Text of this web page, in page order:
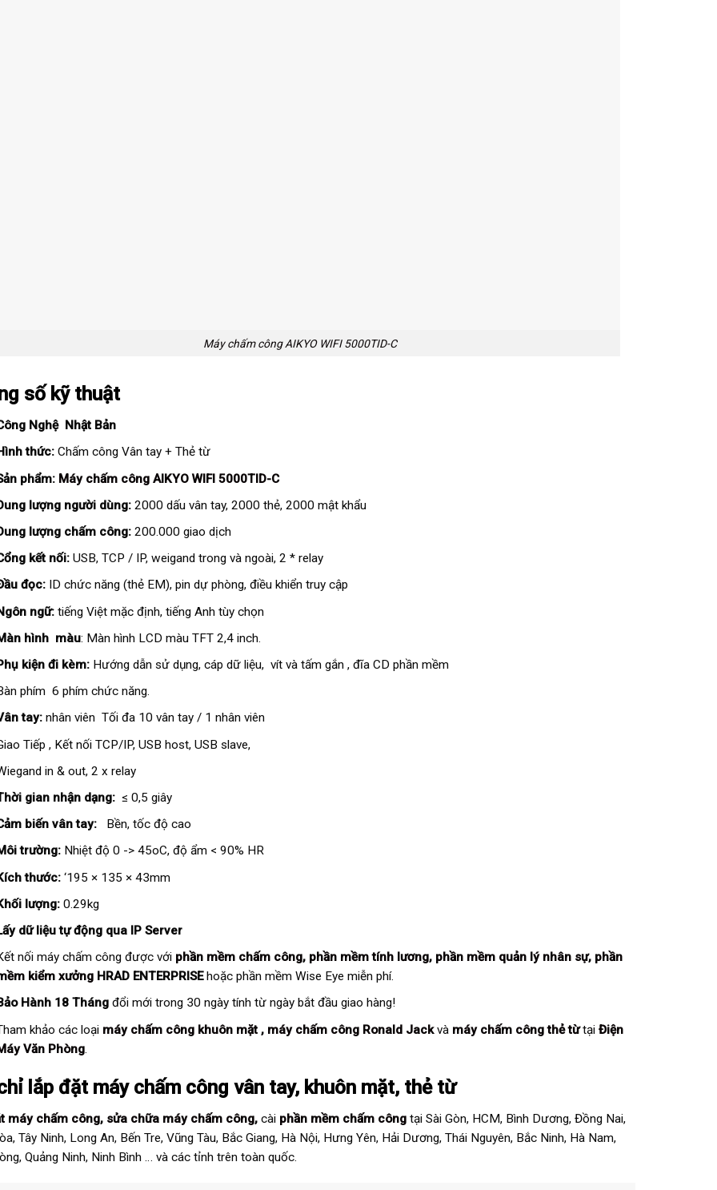
Máy chấm công AIKYO WIFI 5000TID-C
số kỹ thuật
Nghệ Nhật Bản
thức:Chấm công Vân tay + Thẻ từ
phẩm: Máy chấm công AIKYO WIFI 5000TID-C
lượng người dùng:2000 dấu vân tay, 2000 thẻ, 2000 mật khẩu
lượng chấm công: 200.000 giao dịch
kết nối: USB, TCP / IP, weigand trong và ngoài, 2 * relay
đọc:ID chức năng (thẻ EM), pin dự phòng, điều khiển truy cập
ngữ: tiếng Việt mặc định, tiếng Anh tùy chọn
hình màu: Màn hình LCD màu TFT 2,4 inch.
kiện đi kèm:Hướng dẫn sử dụng, cáp dữ liệu, vít và tấm gắn , đĩa CD phần mềm
phím 6 phím chức năng.
tay:nhân viên Tối đa 10 vân tay / 1 nhân viên
Tiếp , Kết nối TCP/IP, USB host, USB slave,
in & out, 2 x relay
gian nhận dạng:≤ 0,5 giây
biến vân tay:Bền, tốc độ cao
trường:Nhiệt độ 0 -> 45oC, độ ẩm < 90% HR
thước:‘195 × 135 × 43mm
lượng:0.29kg
dữ liệu tự động qua IP Server
nối máy chấm công được với phần mềm chấm công, phần mềm tính lương, phần mềm quản lý nhân sự, phần
kiểm xưởng HRAD ENTERPRISEhoặc phần mềm Wise Eye miễn phí.
Hành 18 Tháng đổi mới trong 30 ngày tính từ ngày bắt đầu giao hàng!
khảo các loại máy chấm công khuôn mặt, máy chấm công Ronald Jackvà máy chấm công thẻ từtại Điện
Văn Phòng.
lắp đặt máy chấm công vân tay, khuôn mặt, thẻ từ
máy chấm công, sửa chữa máy chấm công, cài phần mềm chấm công tại Sài Gòn, HCM, Bình Dương, Đồng Nai,
Tây Ninh, Long An, Bến Tre, Vũng Tàu, Bắc Giang, Hà Nội, Hưng Yên, Hải Dương, Thái Nguyên, Bắc Ninh, Hà Nam,
Quảng Ninh, Ninh Bình … và các tỉnh trên toàn quốc.